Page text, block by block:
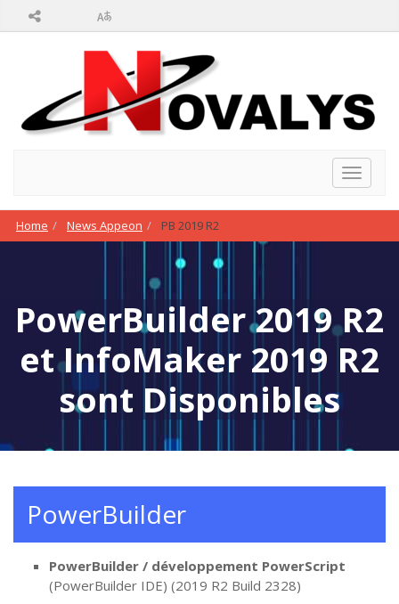
Toggle
Home News Appeon PB 2019 R2
PowerBuilder 2019 R2
et InfoMaker 2019 R2
sont Disponibles
PowerBuilder
PowerBuilder / développement PowerScript
(PowerBuilder IDE) (2019 R2 Build 2328)